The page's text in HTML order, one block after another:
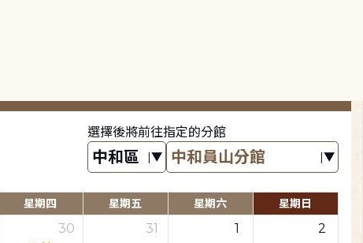
選擇後將前往指定的分館
星期四 星期五 星期六 星期日
30
31 1 2